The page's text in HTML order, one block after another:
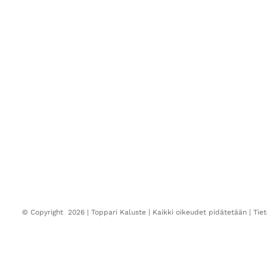
© Copyright 2026 | Toppari Kaluste | Kaikki oikeudet pidätetään |